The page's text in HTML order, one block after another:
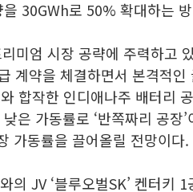
30GWh로 50% 확대하는
미엄 시장 공략에 주력하고
계약을 체결하면서 본격적
합작한 인디애나주 배터리
은 가동률로 ‘반쪽짜리 공장
가동률을 끌어올릴 전망이다.
의 JV ‘블루오벌SK’ 켄터키